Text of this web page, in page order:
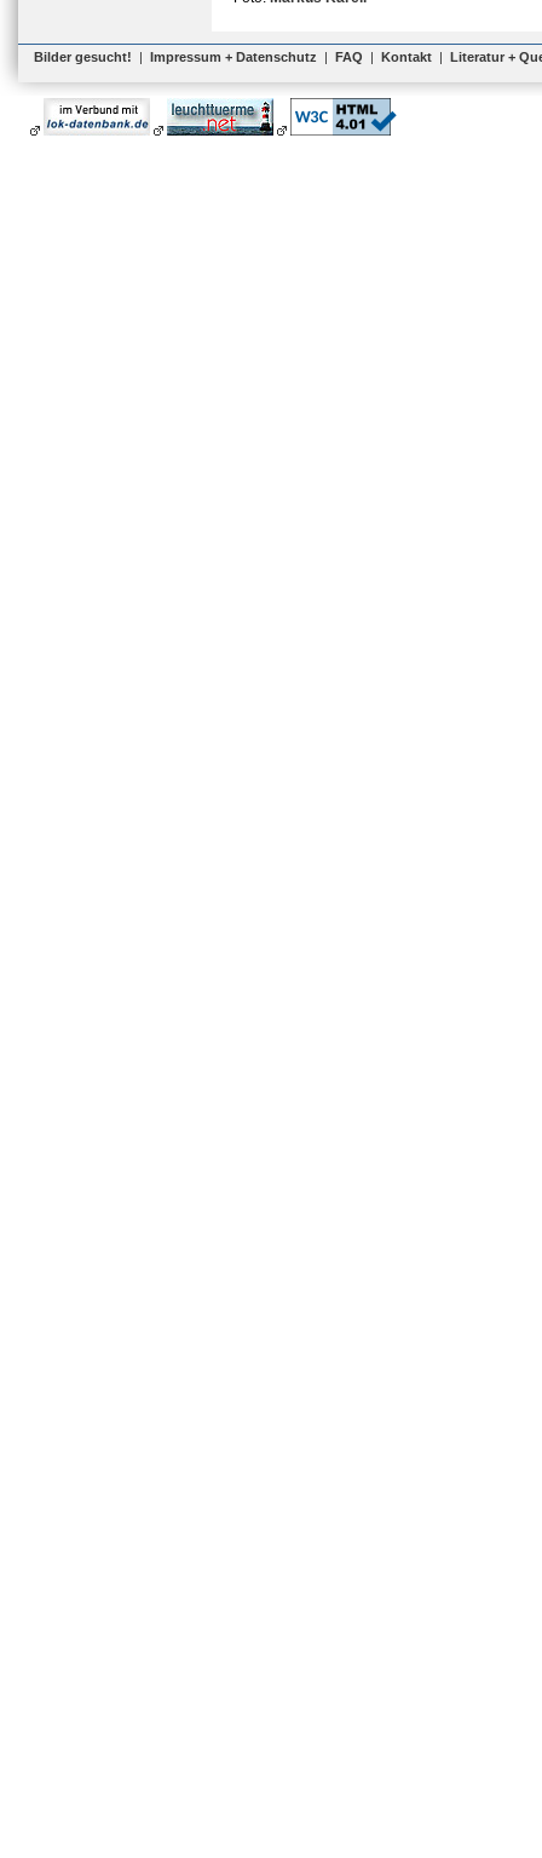
Bilder gesucht! | Impressum + Datenschutz | FAQ | Kontakt | Literatur +